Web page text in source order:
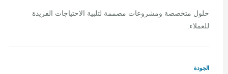
حلول متخصصة ومشروعات مصممة لتلبية الاحتياجات الفريدة
للعملاء.
الجودة